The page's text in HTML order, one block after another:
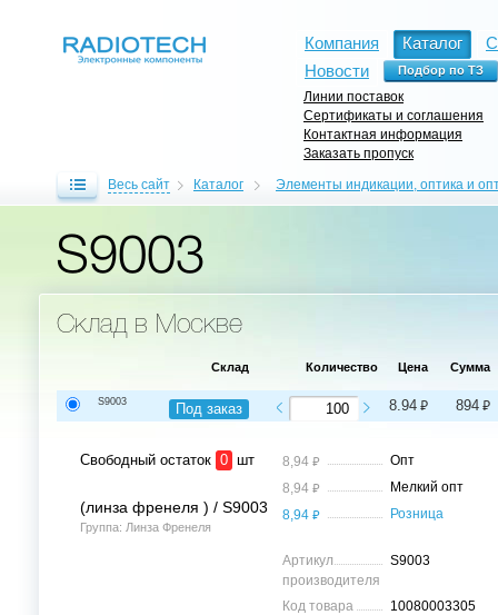
Компания Каталог
Новости
Линии поставок
Сертификаты и соглашения
Контактная информация
Заказать пропуск
Весь сайт Каталог Элементы индикации, оптика и
S9003
Склад в Москве
Склад Количество Цена Сумма
S9003 Под заказ 8.94 ⃏ 894 ⃏
Свободный остаток 0 шт
(линза френеля ) / S9003
Группа: Линза Френеля
8,94 ⃏
Опт
8,94 ⃏
Мелкий опт
8,94 ⃏ Розница
Артикул
производителя
S9003
Код товара
10080003305